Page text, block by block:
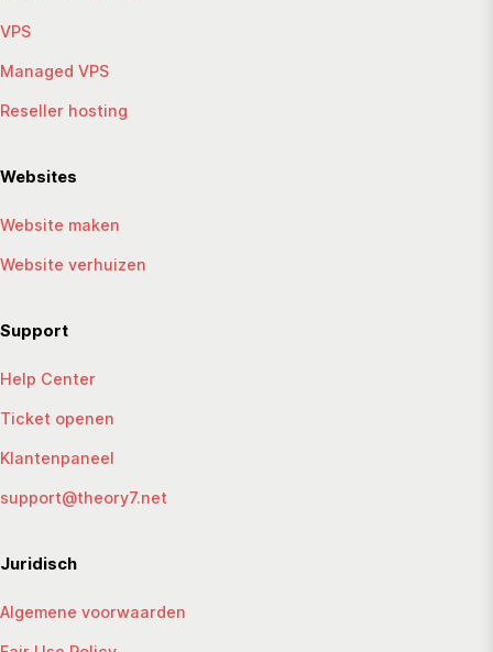
VPS
Managed VPS
Reseller hosting
Websites
Website maken
Website verhuizen
Support
Help Center
Ticket openen
Klantenpaneel
support@theory7.net
Juridisch
Algemene voorwaarden